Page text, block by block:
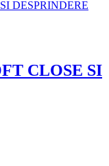
CLOSE SI